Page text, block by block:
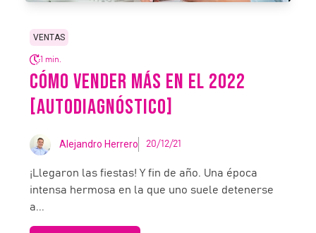
VENTAS
1 min.
CÓMO VENDER MÁS EN EL 2022
[AUTODIAGNÓSTICO]
Alejandro Herrero 20/12/21
¡Llegaron las fiestas! Y fin de año. Una época
intensa hermosa en la que uno suele detenerse
a...